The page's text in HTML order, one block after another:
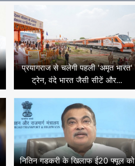
प्रयागराज से चलेगी पहली 'अमृत भारत'
ट्रेन, वंदे भारत जैसी सीटें और...
नितिन गडकरी के खिलाफ ई20 फ्यूल को